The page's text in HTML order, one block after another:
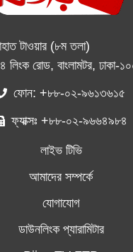
টাওয়ার (৮ম তলা)
লিংক রোড, বাংলামটর, ঢাকা-
ফোন: +৮৮-০২-৯৬১৩৬১৫
ফ্যাক্সঃ +৮৮-০২-৯৬৬৪৯৮৪
লাইভ টিভি
আমাদের সম্পর্কে
যোগাযোগ
ডাউনলিংক প্যারামিটার